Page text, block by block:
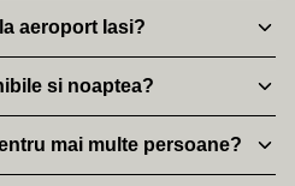
si pentru familii sau grupuri mici.
aeroport Iasi?
sau costuri suplimentare.
si noaptea?
de sarbatoare.
mai multe persoane?